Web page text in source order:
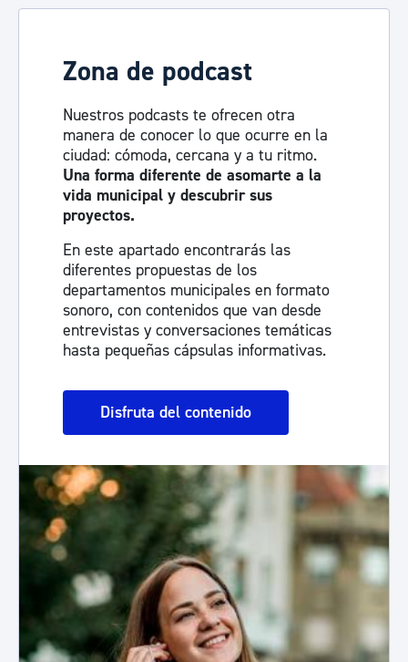
Visita la sala de prensa
Zona de podcast
Nuestros podcasts te ofrecen otra
manera de conocer lo que ocurre en la
ciudad: cómoda, cercana y a tu ritmo.
Una forma diferente de asomarte a la
vida municipal y descubrir sus
proyectos.
En este apartado encontrarás las
diferentes propuestas de los
departamentos municipales en formato
sonoro, con contenidos que van desde
entrevistas y conversaciones temáticas
hasta pequeñas cápsulas informativas.
Disfruta del contenido